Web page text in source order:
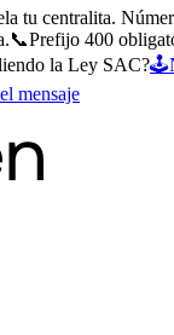
tu centralita.
📞Prefijo 400
la Ley SAC?🕹️
mensaje